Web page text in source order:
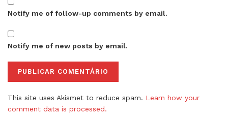
Notify me of follow-up comments by email.
Notify me of new posts by email.
This site uses Akismet to reduce spam. Learn how your
comment data is processed.